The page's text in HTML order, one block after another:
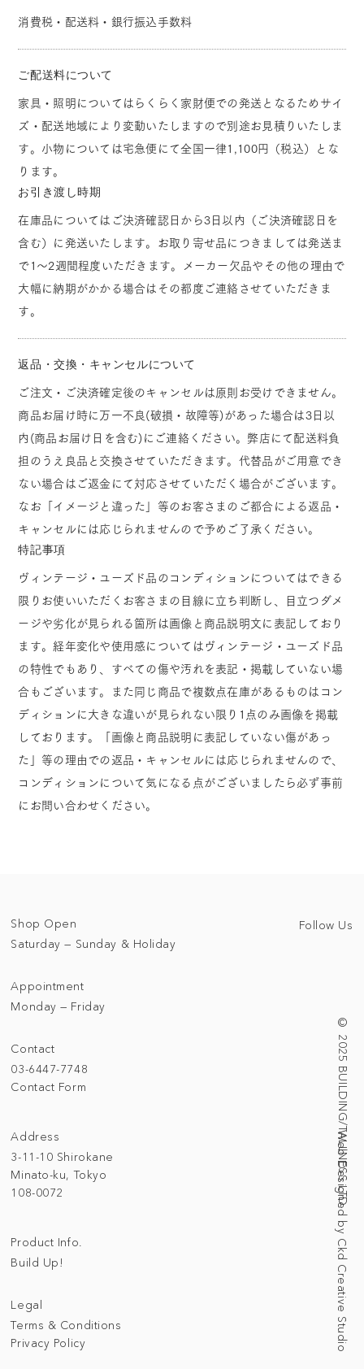
消費税・配送料・銀行振込手数料
ご配送料について
家具・照明についてはらくらく家財便での発送となるためサイ
ズ・配送地域により変動いたしますので別途お見積りいたしま
す。小物については宅急便にて全国一律1,100円（税込）とな
ります。
お引き渡し時期
在庫品についてはご決済確認日から3日以内（ご決済確認日を
含む）に発送いたします。お取り寄せ品につきましては発送ま
で1～2週間程度いただきます。メーカー欠品やその他の理由で
大幅に納期がかかる場合はその都度ご連絡させていただきま
す。
返品・交換・キャンセルについて
ご注文・ご決済確定後のキャンセルは原則お受けできません。
商品お届け時に万一不良(破損・故障等)があった場合は3日以
内(商品お届け日を含む)にご連絡ください。弊店にて配送料負
担のうえ良品と交換させていただきます。代替品がご用意でき
ない場合はご返金にて対応させていただく場合がございます。
なお「イメージと違った」等のお客さまのご都合による返品・
キャンセルには応じられませんので予めご了承ください。
特記事項
ヴィンテージ・ユーズド品のコンディションについてはできる
限りお使いいただくお客さまの目線に立ち判断し、目立つダメ
ージや劣化が見られる箇所は画像と商品説明文に表記しており
ます。経年変化や使用感についてはヴィンテージ・ユーズド品
の特性でもあり、すべての傷や汚れを表記・掲載していない場
合もございます。また同じ商品で複数点在庫があるものはコン
ディションに大きな違いが見られない限り1点のみ画像を掲載
しております。「画像と商品説明に表記していない傷があっ
た」等の理由での返品・キャンセルには応じられませんので、
コンディションについて気になる点がございましたら必ず事前
にお問い合わせください。
Address
3-11-10 Shirokane
Minato-ku, Tokyo
108-0072
© 2025 BUILDING/TALLNESS LTD.
Web Designed by Ckd Creative Studio
Contact
03-6447-7748
Contact Form
Shop Open
Saturday — Sunday & Holiday
Appointment
Monday — Friday
Legal
Terms & Conditions
Privacy Policy
Product Info.
Build Up!
Follow Us